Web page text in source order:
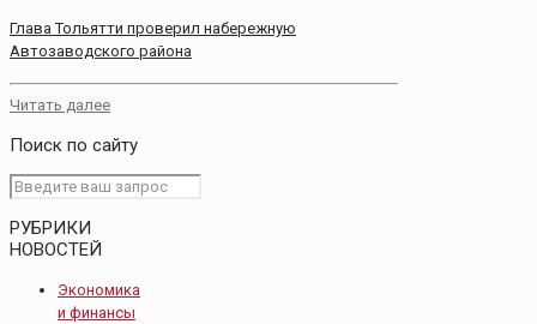
Глава Тольятти проверил набережную
Автозаводского района
Читать далее
Поиск по сайту
РУБРИКИ
НОВОСТЕЙ
Экономика
и финансы